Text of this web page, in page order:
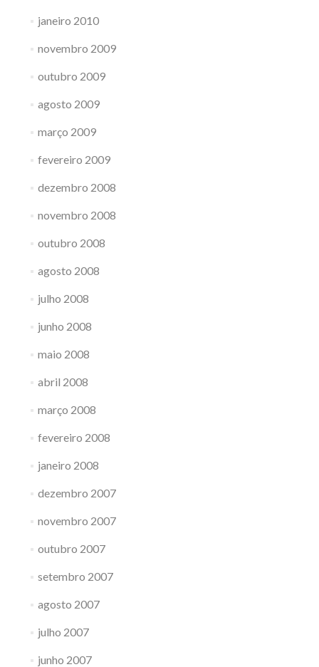
janeiro 2010
novembro 2009
outubro 2009
agosto 2009
março 2009
fevereiro 2009
dezembro 2008
novembro 2008
outubro 2008
agosto 2008
julho 2008
junho 2008
maio 2008
abril 2008
março 2008
fevereiro 2008
janeiro 2008
dezembro 2007
novembro 2007
outubro 2007
setembro 2007
agosto 2007
julho 2007
junho 2007